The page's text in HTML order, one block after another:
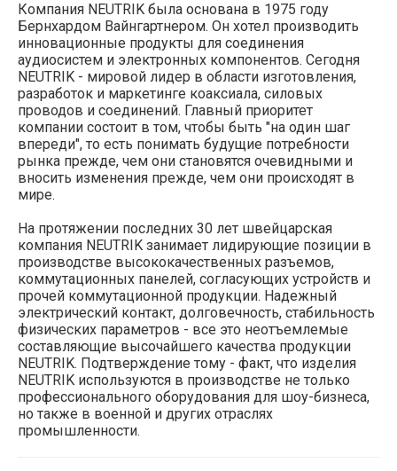
Компания NEUTRIK была основана в 1975 году
Бернхардом Вайнгартнером. Он хотел производить
инновационные продукты для соединения
аудиосистем и электронных компонентов. Сегодня
NEUTRIK - мировой лидер в области изготовления,
разработок и маркетинге коаксиала, силовых
проводов и соединений. Главный приоритет
компании состоит в том, чтобы быть "на один шаг
впереди", то есть понимать будущие потребности
рынка прежде, чем они становятся очевидными и
вносить изменения прежде, чем они происходят в
мире.
На протяжении последних 30 лет швейцарская
компания NEUTRIK занимает лидирующие позиции в
производстве высококачественных разъемов,
коммутационных панелей, согласующих устройств и
прочей коммутационной продукции. Надежный
электрический контакт, долговечность, стабильность
физических параметров - все это неотъемлемые
составляющие высочайшего качества продукции
NEUTRIK. Подтверждение тому - факт, что изделия
NEUTRIK используются в производстве не только
профессионального оборудования для шоу-бизнеса,
но также в военной и других отраслях
промышленности.